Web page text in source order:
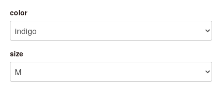
color
size